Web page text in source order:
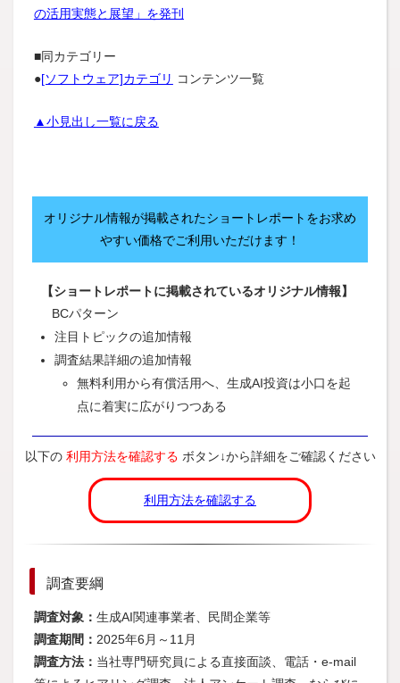
売上高規模別生成AI利用頻度
業種別生成AIの効果
売上高規模別生成AIの効果
従業員規模別AIエージェントの利用状況
業種別生成AIの用途（複数回答）
従業員規模別生成AIの用途（複数回答）
業種別生成AIの利用サービス（複数回答）
売上高規模別生成AIの利用サービス（複数回答）
従業員規模別生成AIの利用サービス（複数回答）
売上高規模別生成AIの利用環境（複数回答）
従業員規模別生成AIの利用環境（複数回答）
業種別AIエージェントの用途（複数回答）
売上高規模別AIエージェントの用途（複数回答）
業種別生成AIの懸念点（複数回答）
売上高規模別生成AIの懸念点（複数回答）
従業員規模別生成AIの懸念点（複数回答）
の活用実態と展望」を発刊
■同カテゴリー
●[ソフトウェア]カテゴリ コンテンツ一覧
▲小見出し一覧に戻る
オリジナル情報が掲載されたショートレポートをお求め
やすい価格でご利用いただけます！
【ショートレポートに掲載されているオリジナル情報】
BCパターン
注目トピックの追加情報
調査結果詳細の追加情報
無料利用から有償活用へ、生成AI投資は小口を起
点に着実に広がりつつある
以下の 利用方法を確認する ボタン↓から詳細をご確認ください
利用方法を確認する
調査要綱
調査対象： 生成AI関連事業者、民間企業等
調査期間： 2025年6月～11月
調査方法： 当社専門研究員による直接面談、電話・e-mail